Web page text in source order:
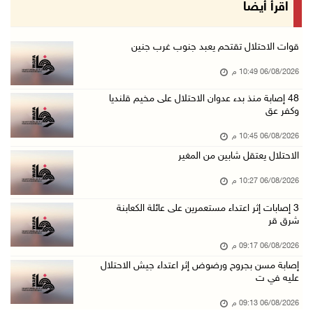
الرئيس المصري وملك البحرين يشددان على ضرورة ت ...
06/آب/2026 07:57 م
06/آب/2026 07:53 م
رابطة العالم الإسلامي تدين تواصل انتهاكات الا ...
06/آب/2026 07:36 م
اليونيسف: استشهاد 300 طفل منذ وقف إطلاق النار ...
الاحتلال يدمّر بيت الزوجية قبل ساعات من الزفا ...
06/آب/2026 07:27 م
إصابتان بالرصاص والاعتداء خلال اقتحام الاحتلا ...
الاحتلال يسلم جثمان الشهيد علاء صبيح من قرية ...
اقرأ أيضا
قوات الاحتلال تقتحم يعبد جنوب غرب جنين
06/08/2026 10:49 م
48 إصابة منذ بدء عدوان الاحتلال على مخيم قلنديا
وكفر عق
06/08/2026 10:45 م
الاحتلال يعتقل شابين من المغير
06/08/2026 10:27 م
‏3 إصابات إثر اعتداء مستعمرين على عائلة الكعابنة
شرق قر
06/08/2026 09:17 م
إصابة مسن بجروح ورضوض إثر اعتداء جيش الاحتلال
عليه في ت
06/08/2026 09:13 م